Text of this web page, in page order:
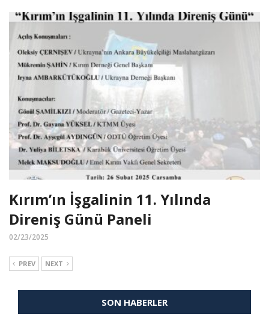
Kırım’ın İşgalinin 11. Yılında
Direniş Günü Paneli
02/23/2025
PREV NEXT
SON HABERLER